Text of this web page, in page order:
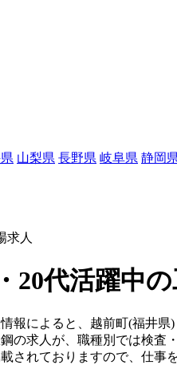
山梨県 長野県 岐阜県 静岡
求人
20代活躍中
報によると、越前町(福井
の求人が、職種別では検査
されておりますので、仕事